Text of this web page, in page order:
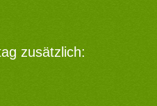
zusätzlich: